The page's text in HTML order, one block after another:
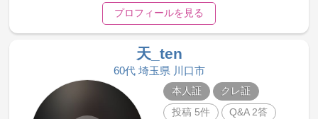
プロフィールを見る
天_ten
60代 埼玉県 川口市
本人証
クレ証
投稿 5件
Q&A 2答